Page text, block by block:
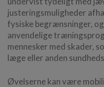
justeringsmuligheder
fysiske begrænsninger,
anvendelige
mennesker med skader,
læge eller anden
Øvelserne kan være